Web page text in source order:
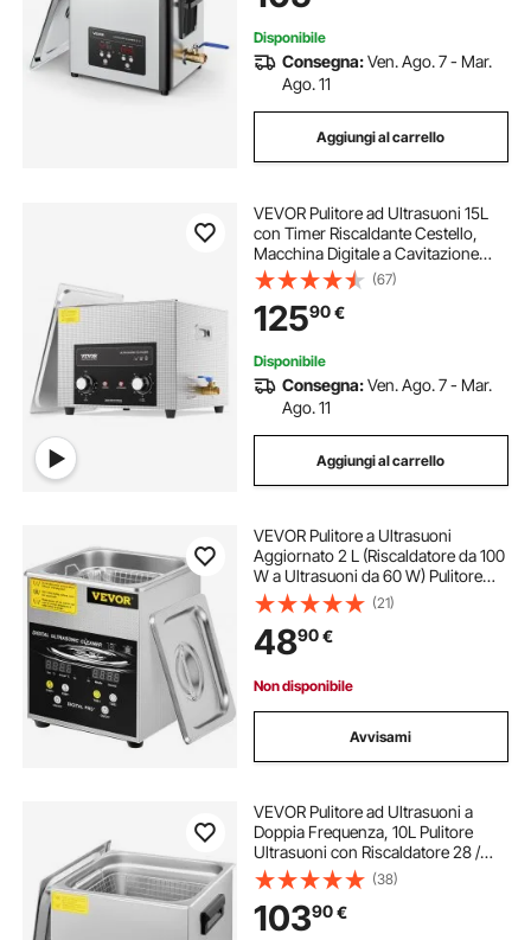
Disponibile
Consegna:Ven. Ago. 7 - Mar.
Ago. 11
Aggiungi al carrello
VEVOR Pulitore ad Ultrasuoni 15L
con Timer Riscaldante Cestello,
Macchina Digitale a Cavitazione
Sonica, Pulitrice Ultrasuoni 360 W
per Strumenti di Orologi, Occhiali,
Monete, Utensili Metallici
(67)
12590€
Disponibile
Consegna:Ven. Ago. 7 - Mar.
Ago. 11
Aggiungi al carrello
VEVOR Pulitore a Ultrasuoni
Aggiornato 2 L (Riscaldatore da 100
W a Ultrasuoni da 60 W) Pulitore
per Parti a Ultrasuoni da
Laboratorio Digitale con
Temporizzatore per Pulizia di Parti
di Gioielli
(21)
4890€
Non disponibile
Avvisami
VEVOR Pulitore ad Ultrasuoni a
Doppia Frequenza, 10L Pulitore
Ultrasuoni con Riscaldatore 28 /
40KHz, Macchina per la Pulizia in
Acciaio Inossidabile, per Parti di
Gioielli, Occhiali, Denture ecc.
(38)
10390€